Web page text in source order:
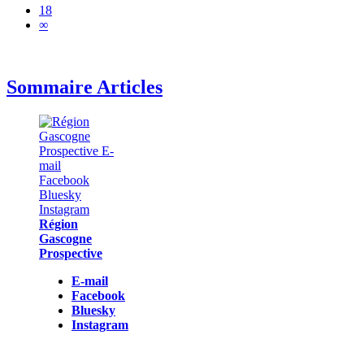
18
∞
Sommaire Articles
Région
Gascogne
Prospective
E-mail
Facebook
Bluesky
Instagram